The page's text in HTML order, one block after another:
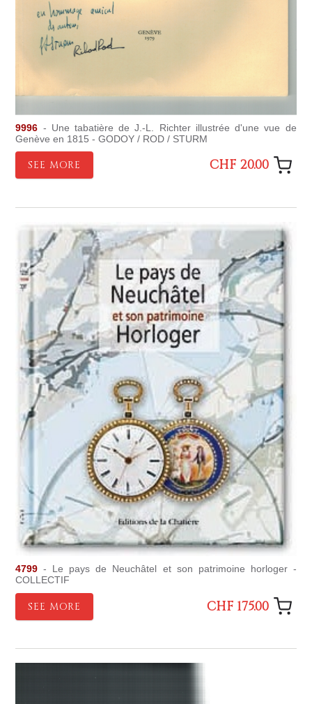
9996 - Une tabatière de J.-L. Richter illustrée d'une vue de
Genève en 1815 - GODOY / ROD / STURM
SEE MORE CHF 20.00
4799 - Le pays de Neuchâtel et son patrimoine horloger -
COLLECTIF
SEE MORE CHF 175.00